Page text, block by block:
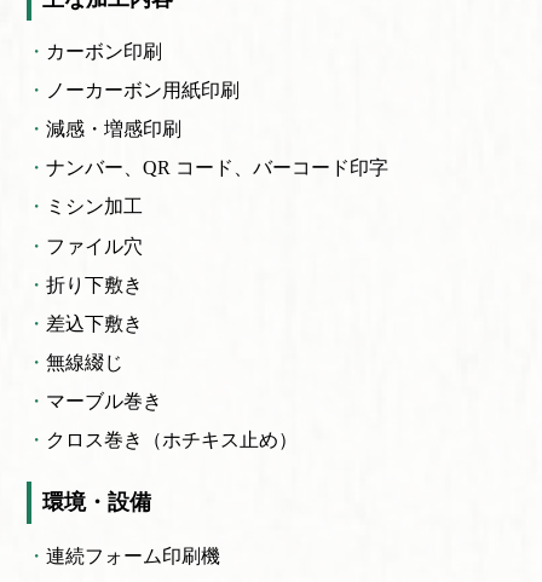
カーボン印刷
ノーカーボン用紙印刷
減感・増感印刷
ナンバー、QR コード、バーコード印字
ミシン加工
ファイル穴
折り下敷き
差込下敷き
無線綴じ
マーブル巻き
クロス巻き（ホチキス止め）
環境・設備
連続フォーム印刷機